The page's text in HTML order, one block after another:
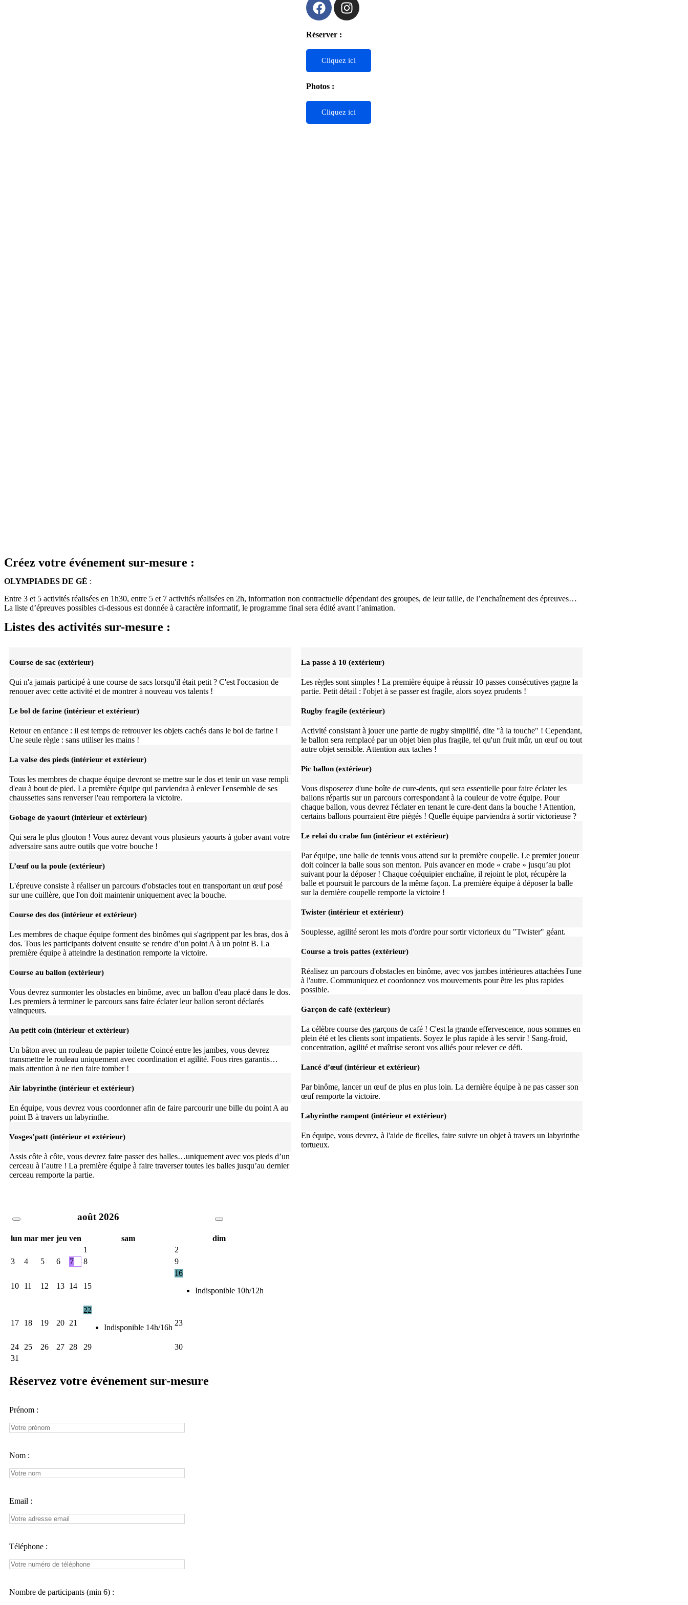
Réserver :
Cliquez ici
Photos :
Cliquez ici
Créez votre événement sur-mesure :
OLYMPIADES DE GÉ :
Entre 3 et 5 activités réalisées en 1h30, entre 5 et 7 activités réalisées en 2h, information non contractuelle dépendant des groupes, de leur taille, de l’enchaînement des épreuves…
La liste d’épreuves possibles ci-dessous est donnée à caractère informatif, le programme final sera édité avant l’animation.
Listes des activités sur-mesure :
Course de sac (extérieur)
Qui n'a jamais participé à une course de sacs lorsqu'il était petit ? C'est l'occasion de
renouer avec cette activité et de montrer à nouveau vos talents !
Le bol de farine (intérieur et extérieur)
Retour en enfance : il est temps de retrouver les objets cachés dans le bol de farine !
Une seule règle : sans utiliser les mains !
La valse des pieds (intérieur et extérieur)
Tous les membres de chaque équipe devront se mettre sur le dos et tenir un vase rempli
d'eau à bout de pied. La première équipe qui parviendra à enlever l'ensemble de ses
chaussettes sans renverser l'eau remportera la victoire.
Gobage de yaourt (intérieur et extérieur)
Qui sera le plus glouton ! Vous aurez devant vous plusieurs yaourts à gober avant votre
adversaire sans autre outils que votre bouche !
L’œuf ou la poule (extérieur)
L'épreuve consiste à réaliser un parcours d'obstacles tout en transportant un œuf posé
sur une cuillère, que l'on doit maintenir uniquement avec la bouche.
Course des dos (intérieur et extérieur)
Les membres de chaque équipe forment des binômes qui s'agrippent par les bras, dos à
dos. Tous les participants doivent ensuite se rendre d’un point A à un point B. La
première équipe à atteindre la destination remporte la victoire.
Course au ballon (extérieur)
Vous devrez surmonter les obstacles en binôme, avec un ballon d'eau placé dans le dos.
Les premiers à terminer le parcours sans faire éclater leur ballon seront déclarés
vainqueurs.
Au petit coin (intérieur et extérieur)
Un bâton avec un rouleau de papier toilette Coincé entre les jambes, vous devrez
transmettre le rouleau uniquement avec coordination et agilité. Fous rires garantis…
mais attention à ne rien faire tomber !
Air labyrinthe (intérieur et extérieur)
En équipe, vous devrez vous coordonner afin de faire parcourir une bille du point A au
point B à travers un labyrinthe.
Vosges’patt (intérieur et extérieur)
Assis côte à côte, vous devrez faire passer des balles…uniquement avec vos pieds d’un
cerceau à l’autre ! La première équipe à faire traverser toutes les balles jusqu’au dernier
cerceau remporte la partie.
La passe à 10 (extérieur)
Les règles sont simples ! La première équipe à réussir 10 passes consécutives gagne la
partie. Petit détail : l'objet à se passer est fragile, alors soyez prudents !
Rugby fragile (extérieur)
Activité consistant à jouer une partie de rugby simplifié, dite "à la touche" ! Cependant,
le ballon sera remplacé par un objet bien plus fragile, tel qu'un fruit mûr, un œuf ou tout
autre objet sensible. Attention aux taches !
Pic ballon (extérieur)
Vous disposerez d'une boîte de cure-dents, qui sera essentielle pour faire éclater les
ballons répartis sur un parcours correspondant à la couleur de votre équipe. Pour
chaque ballon, vous devrez l'éclater en tenant le cure-dent dans la bouche ! Attention,
certains ballons pourraient être piégés ! Quelle équipe parviendra à sortir victorieuse ?
Le relai du crabe fun (intérieur et extérieur)
Par équipe, une balle de tennis vous attend sur la première coupelle. Le premier joueur
doit coincer la balle sous son menton. Puis avancer en mode « crabe » jusqu’au plot
suivant pour la déposer ! Chaque coéquipier enchaîne, il rejoint le plot, récupère la
balle et poursuit le parcours de la même façon. La première équipe à déposer la balle
sur la dernière coupelle remporte la victoire !
Twister (intérieur et extérieur)
Souplesse, agilité seront les mots d'ordre pour sortir victorieux du "Twister" géant.
Course a trois pattes (extérieur)
Réalisez un parcours d'obstacles en binôme, avec vos jambes intérieures attachées l'une
à l'autre. Communiquez et coordonnez vos mouvements pour être les plus rapides
possible.
Garçon de café (extérieur)
La célèbre course des garçons de café ! C'est la grande effervescence, nous sommes en
plein été et les clients sont impatients. Soyez le plus rapide à les servir ! Sang-froid,
concentration, agilité et maîtrise seront vos alliés pour relever ce défi.
Lancé d’œuf (intérieur et extérieur)
Par binôme, lancer un œuf de plus en plus loin. La dernière équipe à ne pas casser son
œuf remporte la victoire.
Labyrinthe rampent (intérieur et extérieur)
En équipe, vous devrez, à l'aide de ficelles, faire suivre un objet à travers un labyrinthe
tortueux.
août 2026
lun mar mer jeu ven sam
dim
1
2
3
4 5 6 7 8 9
10 11 12 13 14 15
16
Indisponible 10h/12h
17 18 19 20 21
22
Indisponible 14h/16h
23
24 25 26 27 28 29
30
31
Réservez votre événement sur-mesure
Prénom :
Nom :
Email :
Téléphone :
Nombre de participants (min 6) :